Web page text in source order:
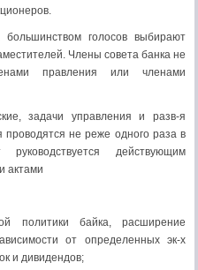
голосов выбирают
Члены совета банка не
правления или членами
задачи управления и разв-я
проводятся не реже одного раза в
действующим
актами
политики байка, расширение
от определенных эк-х
и дивидендов;